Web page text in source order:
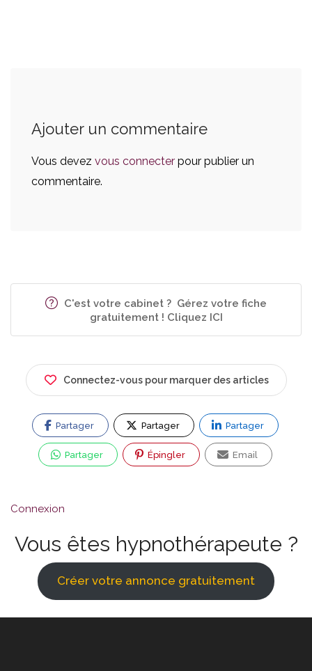
Ajouter un commentaire
Vous devez vous connecter pour publier un
commentaire.
C'est votre cabinet ? Gérez votre fiche
gratuitement ! Cliquez ICI
Connectez-vous pour marquer des articles
Partager Partager Partager
Partager Épingler Email
Connexion
Vous êtes hypnothérapeute ?
Créer votre annonce gratuitement